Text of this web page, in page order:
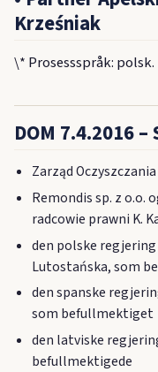
Krześniak
\* Prosessspråk: polsk.
DOM 7.4.2016 –
Zarząd
Remondis sp. z o.o.
radcowie prawni K.
den polske regjering
Lutostańska, som
den spanske
som befullmektiget
den latviske
befullmektigede